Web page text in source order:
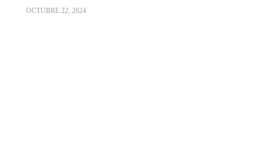
OCTUBRE 22, 2024